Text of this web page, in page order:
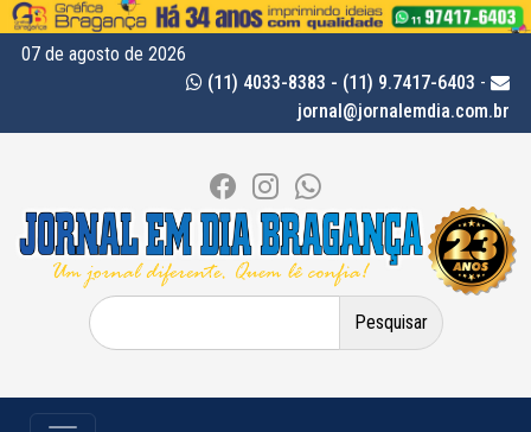
07 de agosto de 2026
(11) 4033-8383 - (11) 9.7417-6403 -
jornal@jornalemdia.com.br
Pesquisar
por: